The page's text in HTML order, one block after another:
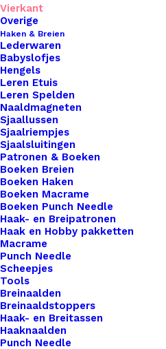
Vierkant
Overige
Haken & Breien
Lederwaren
Babyslofjes
Hengels
Leren Etuis
Leren Spelden
Naaldmagneten
Sjaallussen
Sjaalriempjes
Sjaalsluitingen
Patronen & Boeken
Boeken Breien
Boeken Haken
Boeken Macrame
Boeken Punch Needle
Haak- en Breipatronen
Haak en Hobby pakketten
Macrame
Punch Needle
Scheepjes
Tools
Breinaalden
Breinaaldstoppers
Haak- en Breitassen
Haaknaalden
Punch Needle
Vierkant
Met Een Ster
3,5×3,5cm
€2,50
Breng een vleugje
vakmanschap aan je
onze prachtige leren labels
Beschikbaar in een
waaronder rond, vierkant,
meer, voegen onze labels
professionele afwerking
gebreide creaties. Onze
labels zijn de perfecte
benadrukken en je werk te
label is zorgvuldig
en vakmanschap, en ze zijn